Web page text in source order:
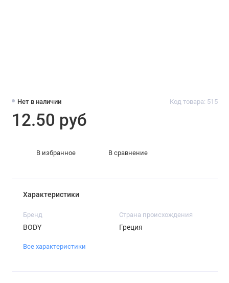
Нет в наличии Код товара: 515
12.50 руб
В избранное В сравнение
Характеристики
Бренд
BODY
Страна происхождения
Греция
Все характеристики